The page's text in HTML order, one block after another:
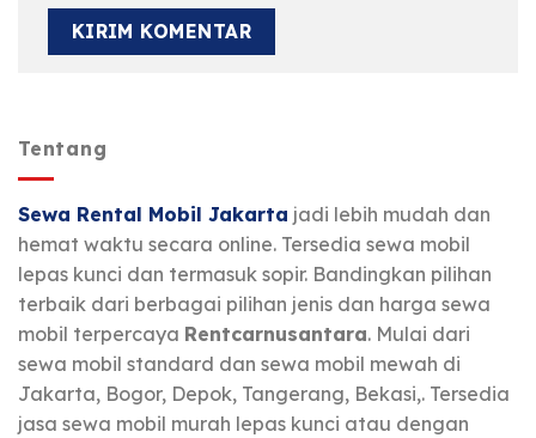
Tentang
Sewa Rental Mobil Jakarta jadi lebih mudah dan
hemat waktu secara online. Tersedia sewa mobil
lepas kunci dan termasuk sopir. Bandingkan pilihan
terbaik dari berbagai pilihan jenis dan harga sewa
mobil terpercaya Rentcarnusantara. Mulai dari
sewa mobil standard dan sewa mobil mewah di
Jakarta, Bogor, Depok, Tangerang, Bekasi,. Tersedia
jasa sewa mobil murah lepas kunci atau dengan